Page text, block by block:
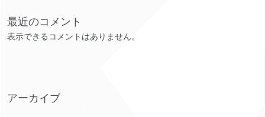
最近のコメント
表示できるコメントはありません。
アーカイブ